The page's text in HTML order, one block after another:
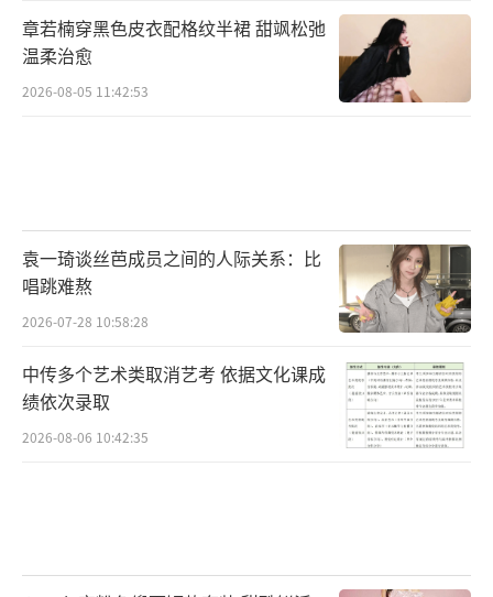
章若楠穿黑色皮衣配格纹半裙 甜飒松弛
温柔治愈
2026-08-05 11:42:53
袁一琦谈丝芭成员之间的人际关系：比
唱跳难熬
2026-07-28 10:58:28
中传多个艺术类取消艺考 依据文化课成
绩依次录取
2026-08-06 10:42:35